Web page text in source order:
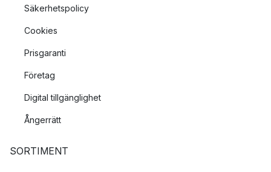
Säkerhetspolicy
Cookies
Prisgaranti
Företag
Digital tillgänglighet
Ångerrätt
SORTIMENT